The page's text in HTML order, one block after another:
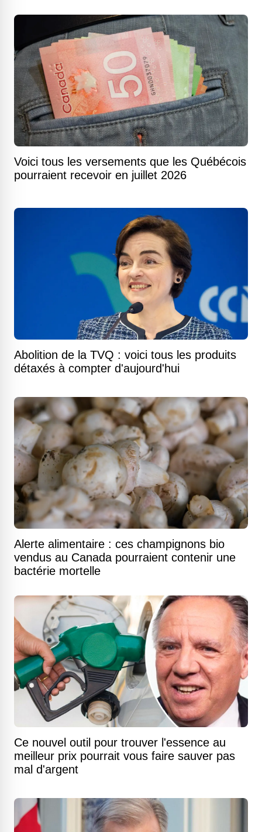
Voici tous les versements que les Québécois
pourraient recevoir en juillet 2026
Abolition de la TVQ : voici tous les produits
détaxés à compter d'aujourd'hui
Alerte alimentaire : ces champignons bio
vendus au Canada pourraient contenir une
bactérie mortelle
Ce nouvel outil pour trouver l'essence au
meilleur prix pourrait vous faire sauver pas
mal d'argent